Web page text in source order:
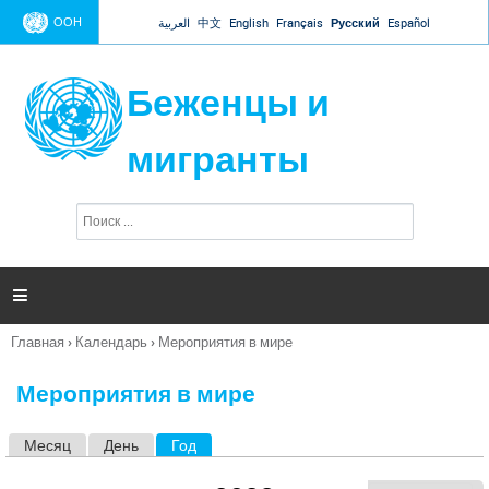
Jump to navigation
ООН العربية 中文 English Français Русский Español
Беженцы и
мигранты
п
и

Вы
Главная › Календарь › Мероприятия в мире
Мероприятия в мире
Месяц День Год